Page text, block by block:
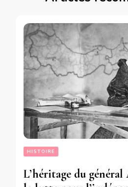
HISTOIRE
L’héritage du